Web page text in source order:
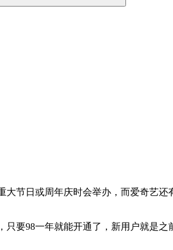
大节日或周年庆时会举办，而爱奇艺
要98一年就能开通了，新用户就是